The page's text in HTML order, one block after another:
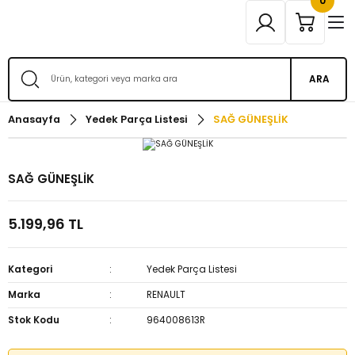
ARA
Anasayfa Yedek Parça Listesi SAĞ GÜNEŞLİK
SAĞ GÜNEŞLİK
5.199,96 TL
Kategori
Yedek Parça Listesi
Marka
RENAULT
Stok Kodu
964008613R